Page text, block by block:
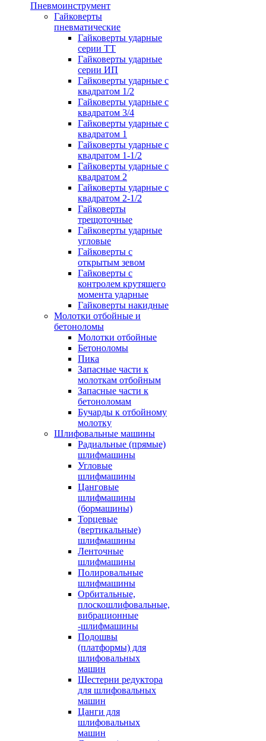
Пневмоинструмент
Гайковерты
пневматические
Гайковерты ударные
серии ТТ
Гайковерты ударные
серии ИП
Гайковерты ударные с
квадратом 1/2
Гайковерты ударные с
квадратом 3/4
Гайковерты ударные с
квадратом 1
Гайковерты ударные с
квадратом 1-1/2
Гайковерты ударные с
квадратом 2
Гайковерты ударные с
квадратом 2-1/2
Гайковерты
трещоточные
Гайковерты ударные
угловые
Гайковерты с
открытым зевом
Гайковерты с
контролем крутящего
момента ударные
Гайковерты накидные
Молотки отбойные и
бетоноломы
Молотки отбойные
Бетоноломы
Пика
Запасные части к
молоткам отбойным
Запасные части к
бетоноломам
Бучарды к отбойному
молотку
Шлифовальные машины
Радиальные (прямые)
шлифмашины
Угловые
шлифмашины
Цанговые
шлифмашины
(бормашины)
Торцевые
(вертикальные)
шлифмашины
Ленточные
шлифмашины
Полировальные
шлифмашины
Орбитальные,
плоскошлифовальные,
вибрационные
-шлифмашины
Подошвы
(платформы) для
шлифовальных
машин
Шестерни редуктора
для шлифовальных
машин
Цанги для
шлифовальных
машин